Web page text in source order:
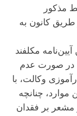
مذکور
کانون به
مراجع مذکور در ماده ۴۷ این آیین‌نامه مکلفند
در صورت عدم
وکالت، با
چنانچه
مشعر بر فقدان